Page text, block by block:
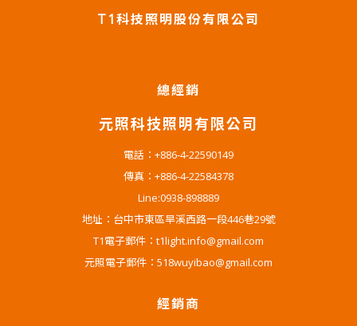
T1科技照明股份有限公司
總經銷
元照科技照明有限公司
電話：+886-4-22590149
傳真：+886-4-22584378
Line:0938-898889
地址：台中市東區旱溪西路一段446巷29號
T1電子郵件：t1light.info@gmail.com
元照電子郵件：518wuyibao@gmail.com
經銷商